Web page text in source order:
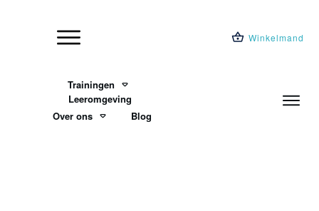
Winkelmand
Trainingen
Leeromgeving
Over ons
Blog